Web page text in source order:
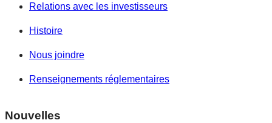
Relations avec les investisseurs
Histoire
Nous joindre
Renseignements réglementaires
Nouvelles